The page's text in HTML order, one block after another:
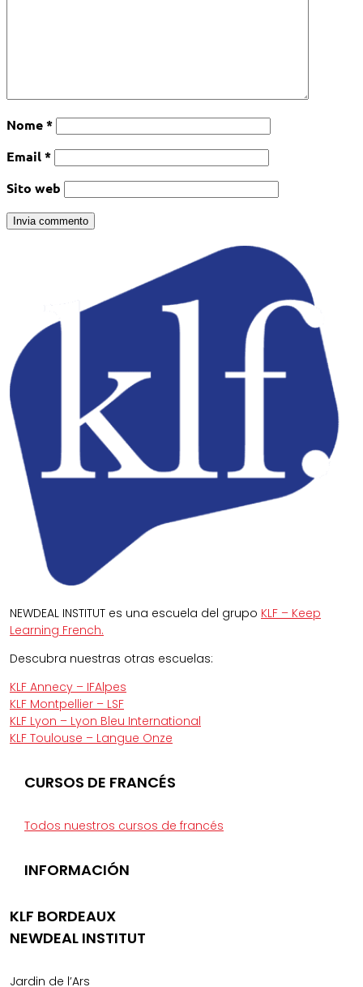
Nome*
Email*
Sito web
NEWDEAL INSTITUT es una escuela del grupo KLF – Keep
Learning French.
Descubra nuestras otras escuelas:
KLF Annecy – IFAlpes
KLF Montpellier – LSF
KLF Lyon – Lyon Bleu International
KLF Toulouse – Langue Onze
CURSOS DE FRANCÉS
Todos nuestros cursos de francés
INFORMACIÓN
KLF BORDEAUX
NEWDEAL INSTITUT
Jardin de l’Ars